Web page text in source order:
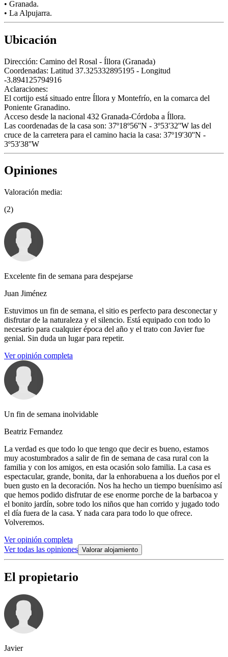
• Granada.
• La Alpujarra.
Ubicación
Dirección: Camino del Rosal - Íllora (Granada)
Coordenadas: Latitud 37.325332895195 - Longitud
-3.894125794916
Aclaraciones:
El cortijo está situado entre Íllora y Montefrío, en la comarca del
Poniente Granadino.
Acceso desde la nacional 432 Granada-Córdoba a Íllora.
Las coordenadas de la casa son: 37º18º56''N - 3º53'32''W las del
cruce de la carretera para el camino hacia la casa: 37º19'30''N -
3º53'38''W
Opiniones
Valoración media:
(2)
Excelente fin de semana para despejarse
Juan Jiménez
Estuvimos un fin de semana, el sitio es perfecto para desconectar y
disfrutar de la naturaleza y el silencio. Está equipado con todo lo
necesario para cualquier época del año y el trato con Javier fue
genial. Sin duda un lugar para repetir.
Ver opinión completa
Un fin de semana inolvidable
Beatriz Fernandez
La verdad es que todo lo que tengo que decir es bueno, estamos
muy acostumbrados a salir de fin de semana de casa rural con la
familia y con los amigos, en esta ocasión solo familia. La casa es
espectacular, grande, bonita, dar la enhorabuena a los dueños por el
buen gusto en la decoración. Nos ha hecho un tiempo buenísimo así
que hemos podido disfrutar de ese enorme porche de la barbacoa y
el bonito jardín, sobre todo los niños que han corrido y jugado todo
el día fuera de la casa. Y nada cara para todo lo que ofrece.
Volveremos.
Ver opinión completa
Ver todas las opiniones Valorar alojamiento
El propietario
Javier